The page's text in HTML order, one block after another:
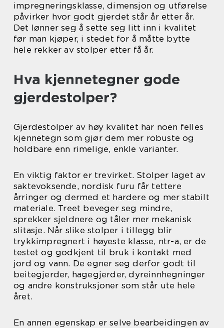
impregneringsklasse, dimensjon og utførelse
påvirker hvor godt gjerdet står år etter år.
Det lønner seg å sette seg litt inn i kvalitet
før man kjøper, i stedet for å måtte bytte
hele rekker av stolper etter få år.
Hva kjennetegner gode
gjerdestolper?
Gjerdestolper av høy kvalitet har noen felles
kjennetegn som gjør dem mer robuste og
holdbare enn rimelige, enkle varianter.
En viktig faktor er trevirket. Stolper laget av
saktevoksende, nordisk furu får tettere
årringer og dermed et hardere og mer stabilt
materiale. Treet beveger seg mindre,
sprekker sjeldnere og tåler mer mekanisk
slitasje. Når slike stolper i tillegg blir
trykkimpregnert i høyeste klasse, ntr-a, er de
testet og godkjent til bruk i kontakt med
jord og vann. De egner seg derfor godt til
beitegjerder, hagegjerder, dyreinnhegninger
og andre konstruksjoner som står ute hele
året.
En annen egenskap er selve bearbeidingen av